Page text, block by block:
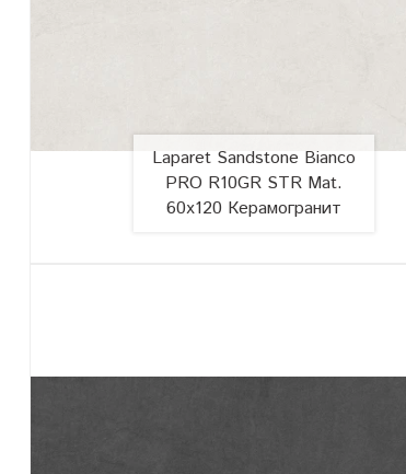
Laparet Sandstone Bianco
PRO R10GR STR Mat.
60x120 Керамогранит